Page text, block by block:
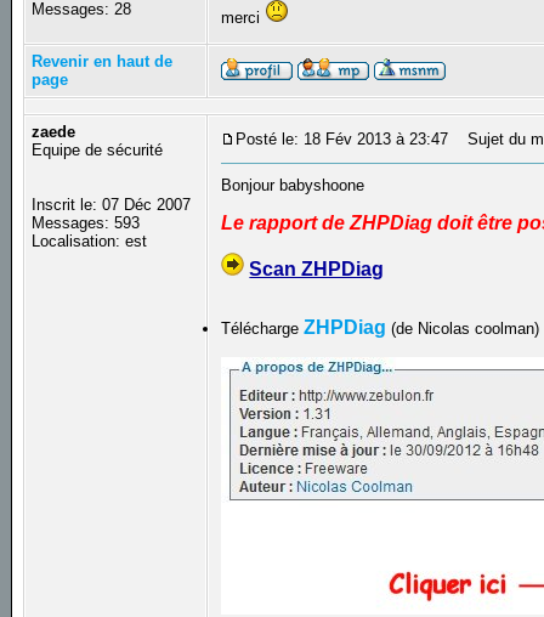
Messages: 28
merci
Revenir en haut de
page
zaede
Equipe de sécurité
Inscrit le: 07 Déc 2007
Messages: 593
Localisation: est
Posté le: 18 Fév 2013 à 23:47 Sujet du
Bonjour babyshoone
Le rapport de ZHPDiag doit être
Scan ZHPDiag
TéléchargeZHPDiag (de Nicolas coolman)